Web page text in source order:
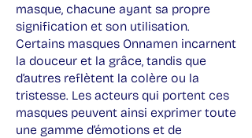
masque, chacune ayant sa propre
signification et son utilisation.
Certains masques Onnamen incarnent
la douceur et la grâce, tandis que
d’autres reflètent la colère ou la
tristesse. Les acteurs qui portent ces
masques peuvent ainsi exprimer toute
une gamme d’émotions et de